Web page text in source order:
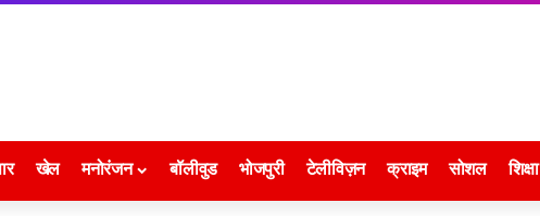
खेल मनोरंजन बॉलीवुड भोजपुरी टेलीविज़न क्राइम सोशल शिक्षा